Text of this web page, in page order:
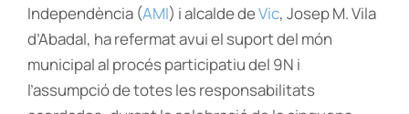
Independència (AMI) i alcalde deVic, Josep M. Vila
d’Abadal, ha refermat avui el suport del món
municipal al procés participatiu del 9N i
l’assumpció de totes les responsabilitats